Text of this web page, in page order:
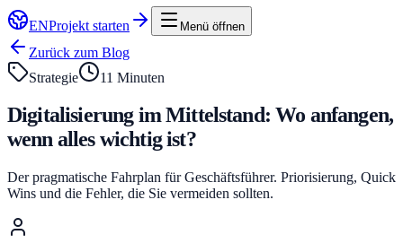
ENProjekt starten Menü öffnen
Zurück zum Blog
Strategie
11 Minuten
Digitalisierung im Mittelstand: Wo anfangen,
wenn alles wichtig ist?
Der pragmatische Fahrplan für Geschäftsführer. Priorisierung, Quick
Wins und die Fehler, die Sie vermeiden sollten.